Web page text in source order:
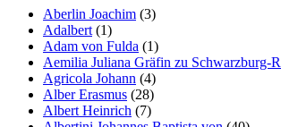
Aberlin Joachim (3)
Adalbert(1)
Adam von Fulda (1)
Aemilia Juliana Gräfin zu Schwarzburg-
Agricola Johann (4)
Alber Erasmus (28)
Albert Heinrich (7)